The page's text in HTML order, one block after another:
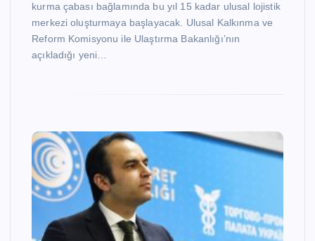
kurma çabası bağlamında bu yıl 15 kadar ulusal lojistik
merkezi oluşturmaya başlayacak. Ulusal Kalkınma ve
Reform Komisyonu ile Ulaştırma Bakanlığı’nın
açıkladığı yeni…